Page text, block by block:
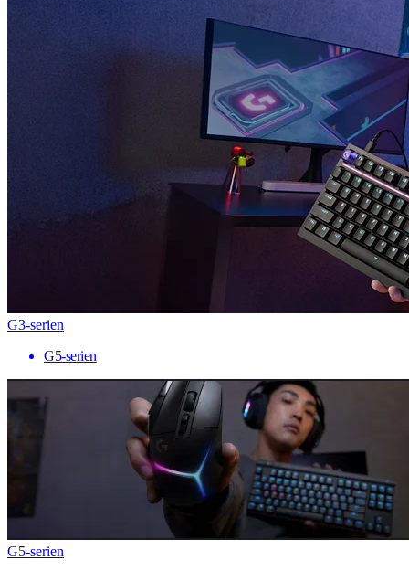
G3-serien
G5-serien
G5-serien